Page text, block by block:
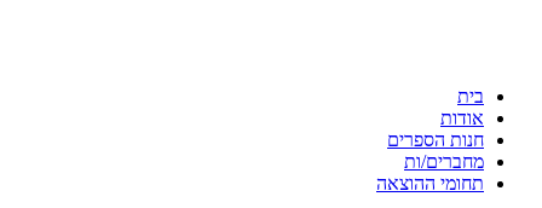
בית
אודות
חנות הספרים
מחברים/ות
תחומי ההוצאה